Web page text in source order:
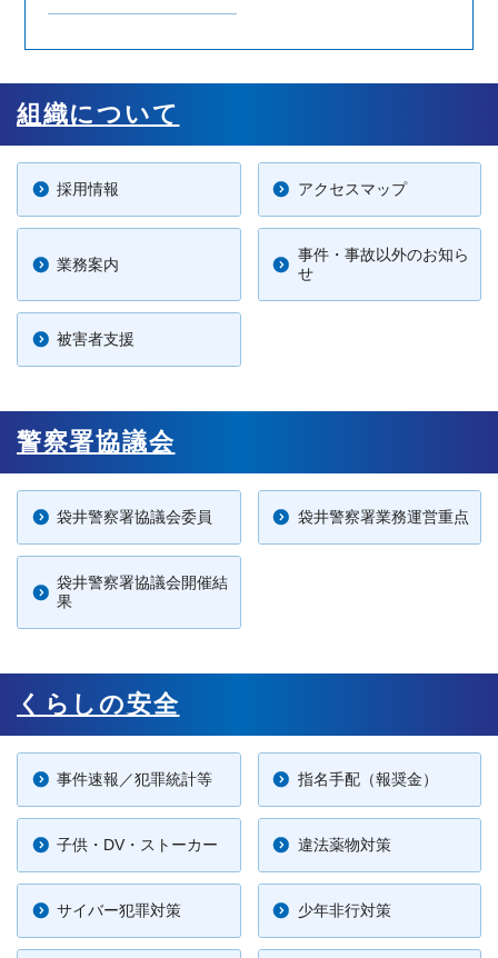
組織について
採用情報 アクセスマップ
業務案内
事件・事故以外のお知ら
せ
被害者支援
警察署協議会
袋井警察署協議会委員 袋井警察署業務運営重点
袋井警察署協議会開催結
果
くらしの安全
事件速報／犯罪統計等 指名手配（報奨金）
子供・DV・ストーカー 違法薬物対策
サイバー犯罪対策 少年非行対策